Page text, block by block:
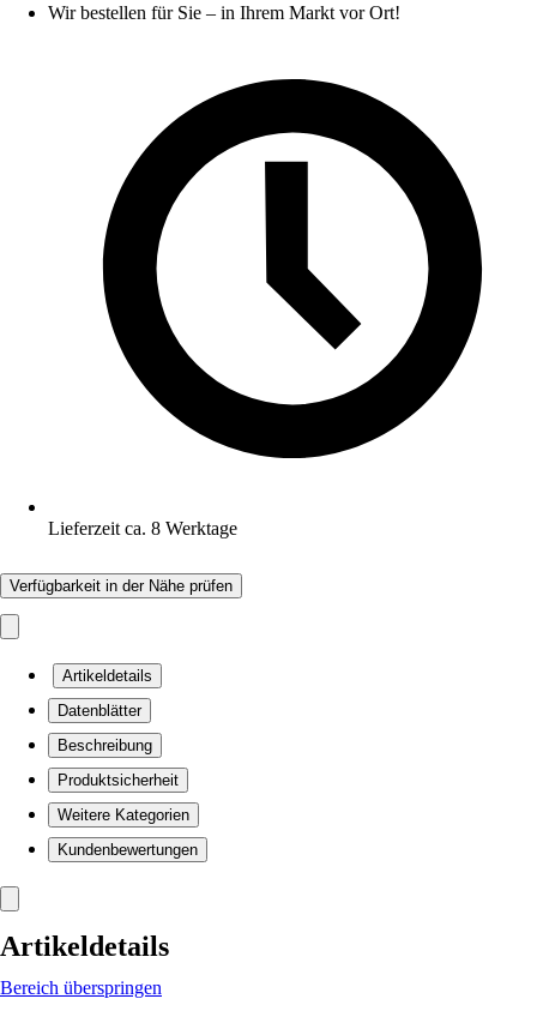
Wir bestellen für Sie – in Ihrem Markt vor Ort!
Lieferzeit ca. 8 Werktage
Verfügbarkeit in der Nähe prüfen
Artikeldetails
Datenblätter
Beschreibung
Produktsicherheit
Weitere Kategorien
Kundenbewertungen
Artikeldetails
Bereich überspringen